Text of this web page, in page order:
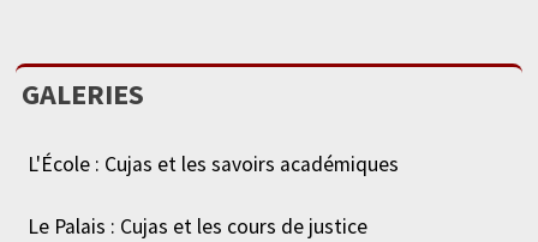
GALERIES
L'École : Cujas et les savoirs académiques
Le Palais : Cujas et les cours de justice